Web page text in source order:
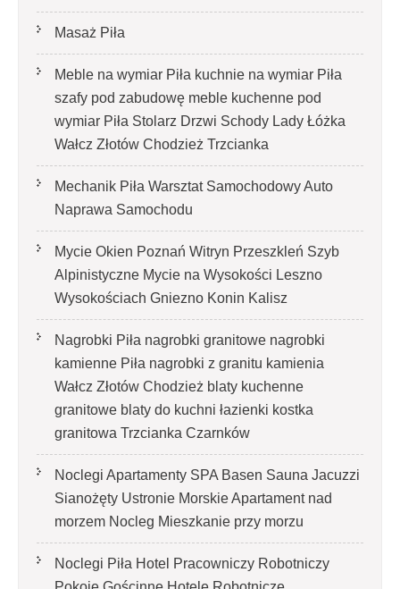
Masaż Piła
Meble na wymiar Piła kuchnie na wymiar Piła
szafy pod zabudowę meble kuchenne pod
wymiar Piła Stolarz Drzwi Schody Lady Łóżka
Wałcz Złotów Chodzież Trzcianka
Mechanik Piła Warsztat Samochodowy Auto
Naprawa Samochodu
Mycie Okien Poznań Witryn Przeszkleń Szyb
Alpinistyczne Mycie na Wysokości Leszno
Wysokościach Gniezno Konin Kalisz
Nagrobki Piła nagrobki granitowe nagrobki
kamienne Piła nagrobki z granitu kamienia
Wałcz Złotów Chodzież blaty kuchenne
granitowe blaty do kuchni łazienki kostka
granitowa Trzcianka Czarnków
Noclegi Apartamenty SPA Basen Sauna Jacuzzi
Sianożęty Ustronie Morskie Apartament nad
morzem Nocleg Mieszkanie przy morzu
Noclegi Piła Hotel Pracowniczy Robotniczy